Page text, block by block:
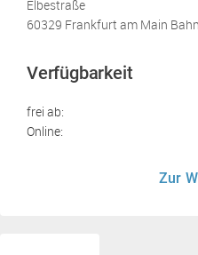
Elbestraße
60329 Frankfurt am Main
Verfügbarkeit
frei ab:
Online:
Zur